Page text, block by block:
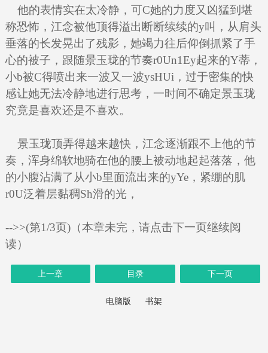
他的表情实在太冷静，可C她的力度又凶猛到堪
称恐怖，江念被他顶得溢出断断续续的y叫，从肩头
垂落的长发晃出了残影，她竭力往后仰倒抓紧了手
心的被子，跟随景玉珑的节奏r0Un1Ey起来的Y蒂，
小b被C得喷出来一波又一波ysHUi，过于密集的快
感让她无法冷静地进行思考，一时间不确定景玉珑
究竟是喜欢还是不喜欢。
景玉珑顶弄得越来越快，江念逐渐跟不上他的节
奏，浑身绵软地骑在他的腰上被动地起起落落，他
的小腹沾满了从小b里面流出来的yYe，紧绷的肌
r0U泛着层黏稠Sh滑的光，
-->>(第1/3页)（本章未完，请点击下一页继续阅
读）
上一章 目录 下一页
电脑版 书架